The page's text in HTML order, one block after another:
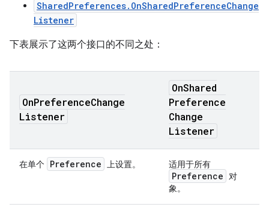
SharedPreferences.OnSharedPreferenceChange
Listener
下表展示了这两个接口的不同之处：
OnPreferenceChange
Listener
OnShared
Preference
Change
Listener
在单个 Preference 上设置。 适用于所有
Preference 对
象。